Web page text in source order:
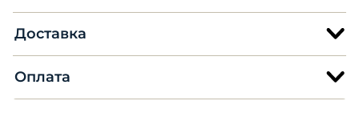
Доставка
Оплата